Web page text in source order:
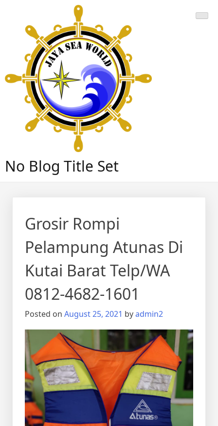
content
No Blog Title Set
Grosir Rompi
Pelampung Atunas Di
Kutai Barat Telp/WA
0812-4682-1601
Posted on August 25, 2021 byadmin2